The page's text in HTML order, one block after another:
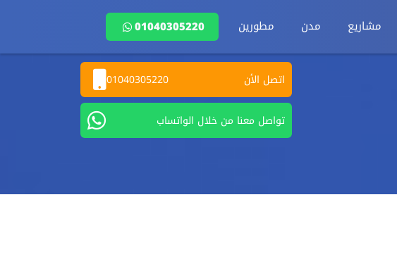
مشاريع مدن مطورين 01040305220
اتصل الأن 01040305220
تواصل معنا من خلال الواتساب